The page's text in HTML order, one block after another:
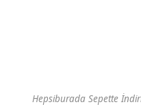
Hepsiburada Sepette